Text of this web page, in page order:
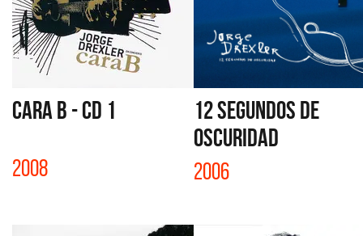
CARA B - CD 1
2008
12 SEGUNDOS DE
OSCURIDAD
2006